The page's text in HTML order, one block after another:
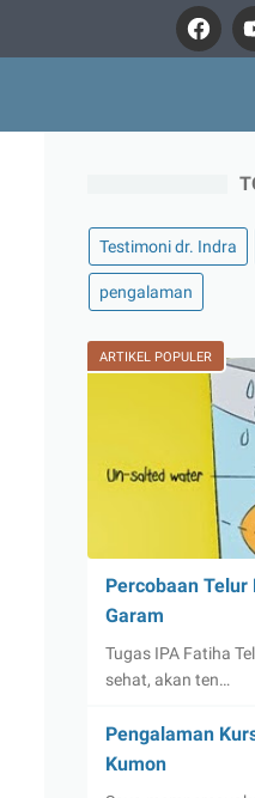
Testimoni dr. Indra
pengalaman
ARTIKEL POPULER
Percobaan
Garam
Tugas IPA Fatiha
sehat, akan ten…
Pengalaman
Kumon